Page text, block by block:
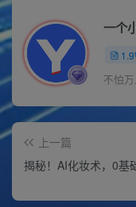
一个
不怕
上一篇
揭秘！AI化妆术，0基